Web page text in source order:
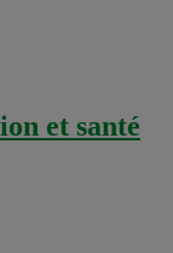
et santé